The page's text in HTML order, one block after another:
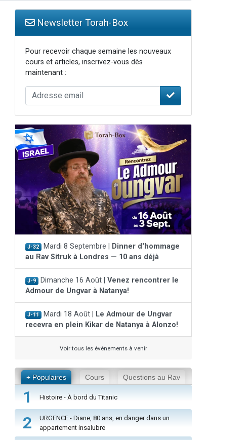
Newsletter Torah-Box
Pour recevoir chaque semaine les nouveaux
cours et articles, inscrivez-vous dès
maintenant :
J-32 Mardi 8 Septembre |
Dinner d'hommage
au Rav Sitruk à Londres — 10 ans déjà
J-9 Dimanche 16 Août | Venez rencontrer le
Admour de Ungvar à Natanya!
J-11 Mardi 18 Août |
Le Admour de Ungvar
recevra en plein Kikar de Natanya à Alonzo!
Voir tous les événements à venir
+ Populaires Cours Questions au Rav
1 Histoire - À bord du Titanic
2
URGENCE - Diane, 80 ans, en danger dans un
appartement insalubre